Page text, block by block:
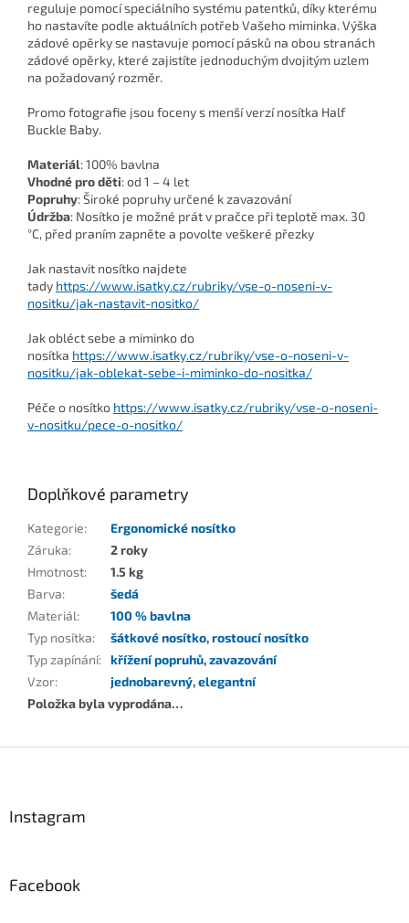
reguluje pomocí speciálního systému patentků, díky kterému
ho nastavíte podle aktuálních potřeb Vašeho miminka. Výška
zádové opěrky se nastavuje pomocí pásků na obou stranách
zádové opěrky, které zajistíte jednoduchým dvojitým uzlem
na požadovaný rozměr.
Promo fotografie jsou foceny s menší verzí nosítka Half
Buckle Baby.
Materiál: 100% bavlna
Vhodné pro děti: od 1 – 4 let
Popruhy: Široké popruhy určené k zavazování
Údržba: Nosítko je možné prát v pračce při teplotě max. 30
°C, před praním zapněte a povolte veškeré přezky
Jak nastavit nosítko najdete
tady https://www.isatky.cz/rubriky/vse-o-noseni-v-
nositku/jak-nastavit-nositko/
Jak obléct sebe a miminko do
nosítka https://www.isatky.cz/rubriky/vse-o-noseni-v-
nositku/jak-oblekat-sebe-i-miminko-do-nositka/
Péče o nosítko https://www.isatky.cz/rubriky/vse-o-noseni-
v-nositku/pece-o-nositko/
Doplňkové parametry
Kategorie:
Ergonomické nosítko
Záruka:
2 roky
Hmotnost:
1.5 kg
Barva:
šedá
Materiál:
100 % bavlna
Typ nosítka: šátkové nosítko,rostoucí nosítko
Typ zapínání: křížení popruhů,zavazování
Vzor: jednobarevný,elegantní
Položka byla vyprodána…
Instagram
Facebook